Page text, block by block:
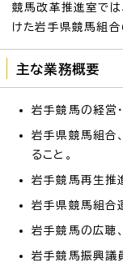
競馬改革推進室で
けた岩手県競馬組合
主な業務概要
岩手競馬の経営
岩手県競馬組合
ること。
岩手競馬再生推
岩手県競馬組合
岩手競馬の広聴
岩手競馬振興議